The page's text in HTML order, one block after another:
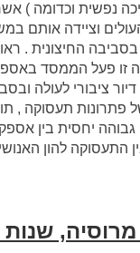
נפשית וכדומה )
וציידה אותם
החיצונית . ראוי
זו פעל הממסד
ציבורי לעולה
פתרונות תעסוקה ,
גבוהה יחסית בין
התעסוקה להון
שנות